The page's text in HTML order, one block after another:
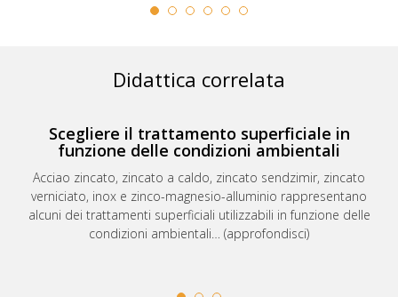
Didattica correlata
Scegliere il trattamento superficiale in
funzione delle condizioni ambientali
Acciao zincato, zincato a caldo, zincato sendzimir, zincato
verniciato, inox e zinco-magnesio-alluminio rappresentano
alcuni dei trattamenti superficiali utilizzabili in funzione delle
condizioni ambientali… (approfondisci)